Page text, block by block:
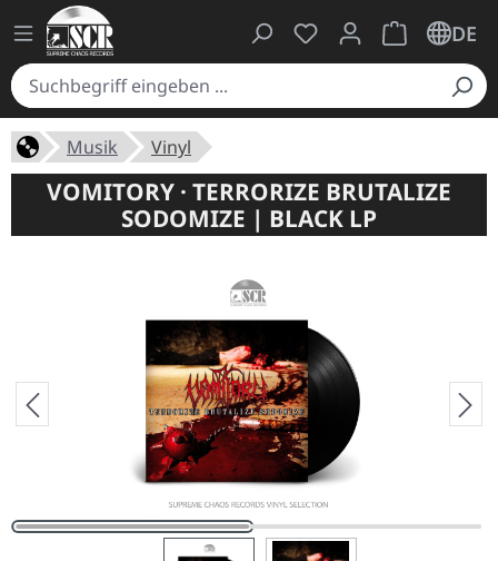
Du hast 0 Produkte
Warenkorb
DE
Musik Vinyl
VOMITORY · TERRORIZE BRUTALIZE
SODOMIZE | BLACK LP